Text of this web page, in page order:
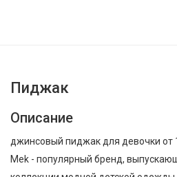
Пиджак
Описание
джинсовый пиджак для девочки от
Mek - популярный бренд,